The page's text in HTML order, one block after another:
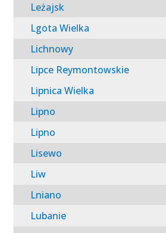
Leżajsk
Lgota Wielka
Lichnowy
Lipce Reymontowskie
Lipnica Wielka
Lipno
Lipno
Lisewo
Liw
Lniano
Lubanie